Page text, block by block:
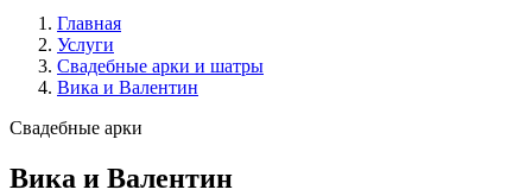
Главная
Услуги
Свадебные арки и шатры
Вика и Валентин
Свадебные арки
Вика и Валентин